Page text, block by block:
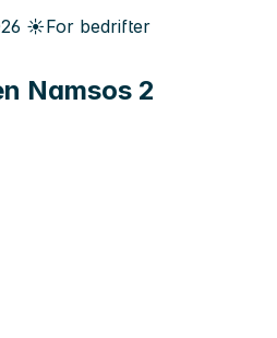
☀️For bedrifter
Namsos 2